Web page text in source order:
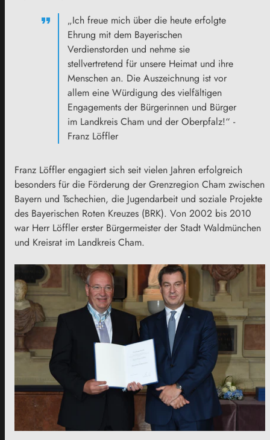
„Ich freue mich über die heute erfolgte
Ehrung mit dem Bayerischen
Verdienstorden und nehme sie
stellvertretend für unsere Heimat und ihre
Menschen an. Die Auszeichnung ist vor
allem eine Würdigung des vielfältigen
Engagements der Bürgerinnen und Bürger
im Landkreis Cham und der Oberpfalz!“ -
Franz Löffler
Franz Löffler engagiert sich seit vielen Jahren erfolgreich
besonders für die Förderung der Grenzregion Cham zwischen
Bayern und Tschechien, die Jugendarbeit und soziale Projekte
des Bayerischen Roten Kreuzes (BRK). Von 2002 bis 2010
war Herr Löffler erster Bürgermeister der Stadt Waldmünchen
und Kreisrat im Landkreis Cham.